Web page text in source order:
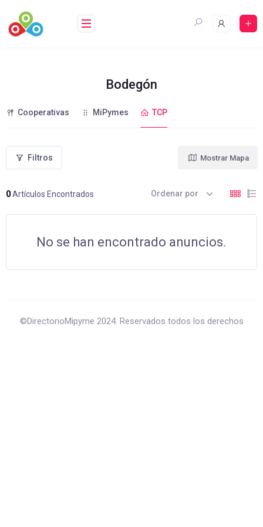
contenido
Bodegón
Cooperativas MiPymes TCP
Filtros
0Artículos Encontrados
Mostrar Mapa
Ordenar por
No se han encontrado anuncios.
©DirectorioMipyme 2024. Reservados todos los derechos